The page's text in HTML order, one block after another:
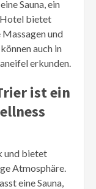
Sauna, ein
Hotel bietet
und
auch in
erkunden.
ist ein
und bietet
Atmosphäre.
eine Sauna,